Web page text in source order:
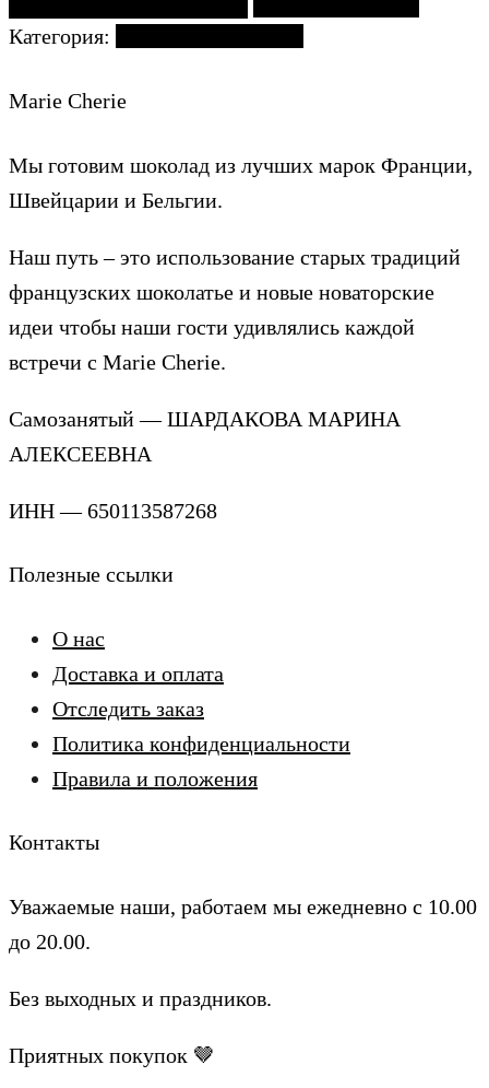
Категория:
Marie Cherie
Мы готовим шоколад из лучших марок Франции,
Швейцарии и Бельгии.
Наш путь – это использование старых традиций
французских шоколатье и новые новаторские
идеи чтобы наши гости удивлялись каждой
встречи с Marie Cherie.
Самозанятый — ШАРДАКОВА МАРИНА
АЛЕКСЕЕВНА
ИНН — 650113587268
Полезные ссылки
О нас
Доставка и оплата
Отследить заказ
Политика конфиденциальности
Правила и положения
Контакты
Уважаемые наши, работаем мы ежедневно с 10.00
до 20.00.
Без выходных и праздников.
Приятных покупок 🤎